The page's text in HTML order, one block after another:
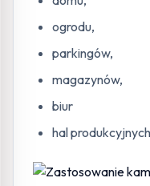
ogrodu,
parkingów,
magazynów,
biur
hal